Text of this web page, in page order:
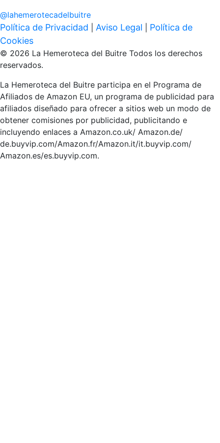
@lahemerotecadelbuitre
Política de Privacidad Aviso Legal
Política de
Cookies
© 2026 La Hemeroteca del Buitre Todos los derechos
reservados.
La Hemeroteca del Buitre participa en el Programa de
Afiliados de Amazon EU, un programa de publicidad para
afiliados diseñado para ofrecer a sitios web un modo de
obtener comisiones por publicidad, publicitando e
incluyendo enlaces a Amazon.co.uk/ Amazon.de/
de.buyvip.com/Amazon.fr/Amazon.it/it.buyvip.com/
Amazon.es/es.buyvip.com.